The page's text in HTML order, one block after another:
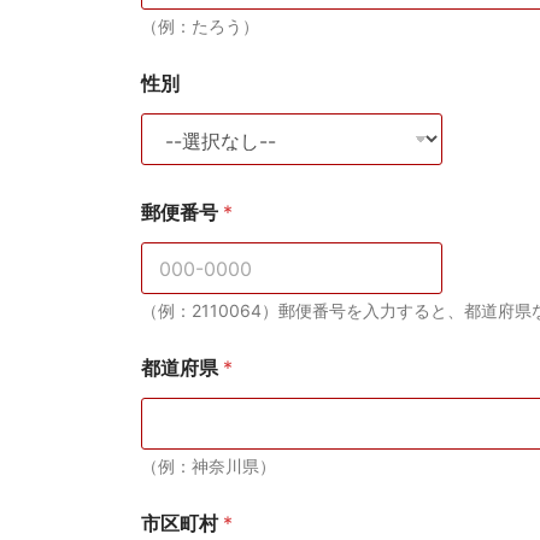
（例：たろう）
性別
郵便番号 *
（例：2110064）郵便番号を入力すると、都道府
都道府県 *
（例：神奈川県）
市区町村 *